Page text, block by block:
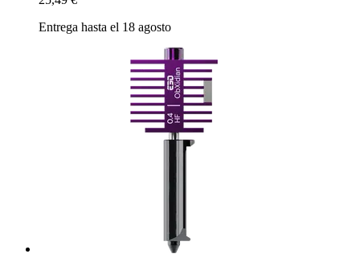
Entrega hasta el 18 agosto